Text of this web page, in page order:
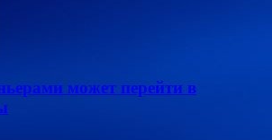
может перейти в